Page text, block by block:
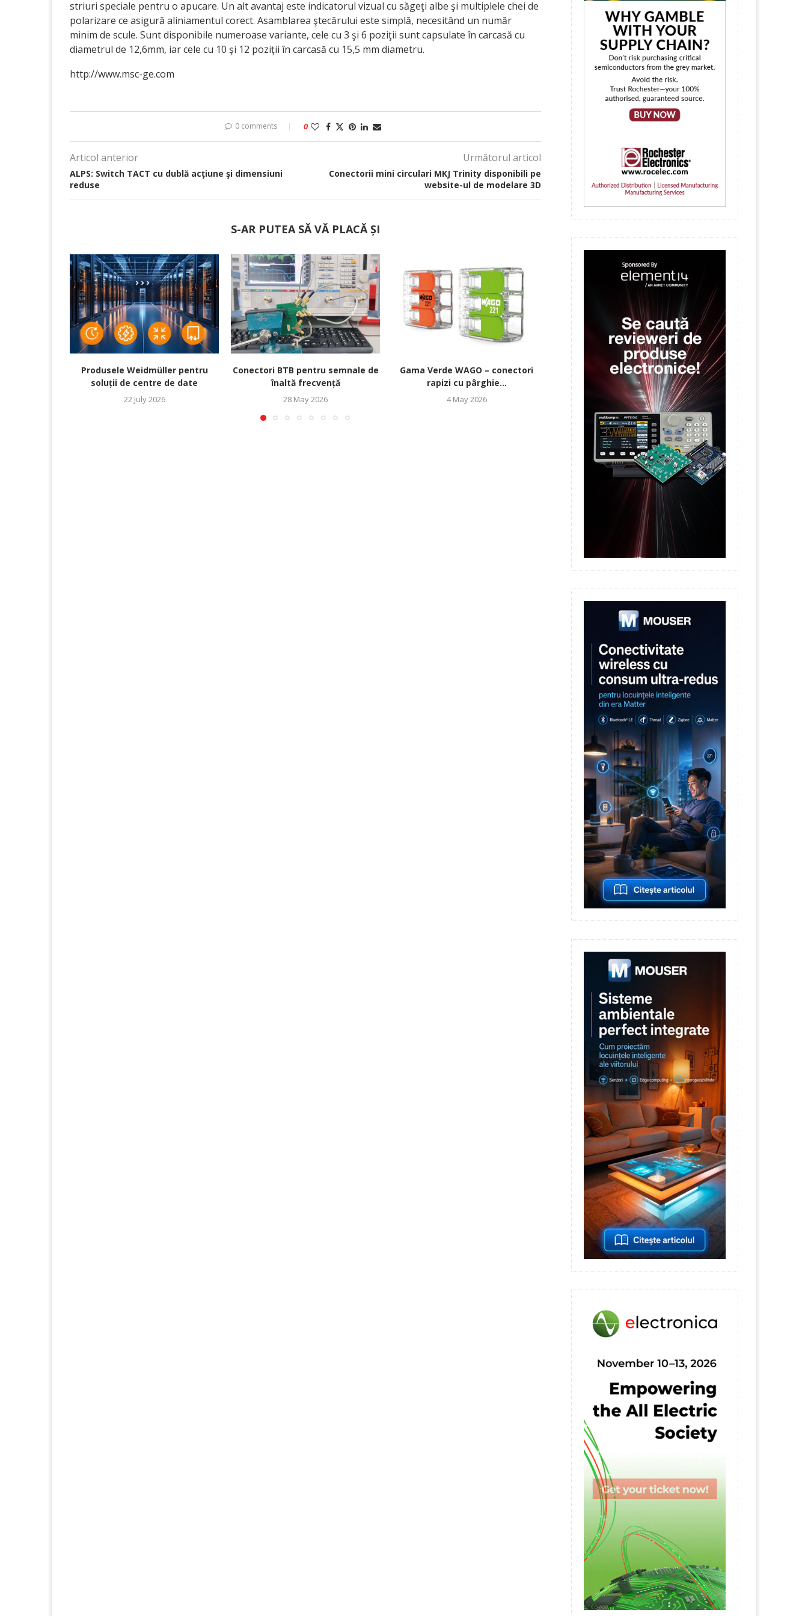
striuri speciale pentru o apucare. Un alt avantaj este indicatorul vizual cu săgeţi albe şi multiplele chei de
polarizare ce asigură aliniamentul corect. Asamblarea ştecărului este simplă, necesitând un număr
minim de scule. Sunt disponibile numeroase variante, cele cu 3 şi 6 poziţii sunt capsulate în carcasă cu
diametrul de 12,6mm, iar cele cu 10 şi 12 poziţii în carcasă cu 15,5 mm diametru.
http://www.msc-ge.com
0 comments 0
Articol anterior
ALPS: Switch TACT cu dublă acţiune şi dimensiuni
reduse
Următorul articol
Conectorii mini circulari MKJ Trinity disponibili pe
website-ul de modelare 3D
S-AR PUTEA SĂ VĂ PLACĂ ȘI
Produsele Weidmüller pentru
soluții de centre de date
22 July 2026
Conectori BTB pentru semnale de
înaltă frecvență
28 May 2026
Gama Verde WAGO – conectori
rapizi cu pârghie...
4 May 2026
Anatomia unei interconectări fără
lipire pe axa Z...
7 April 2026